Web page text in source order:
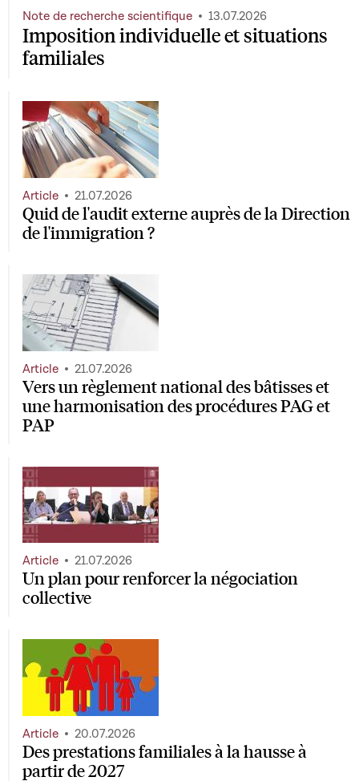
Imposition individuelle et situations
familiales
Note de recherche scientifique 13.07.2026
Quid de l'audit externe auprès de la Direction
de l'immigration ?
Article 21.07.2026
Vers un règlement national des bâtisses et
une harmonisation des procédures PAG et
PAP
Article 21.07.2026
Un plan pour renforcer la négociation
collective
Article 21.07.2026
Des prestations familiales à la hausse à
partir de 2027
Article 20.07.2026